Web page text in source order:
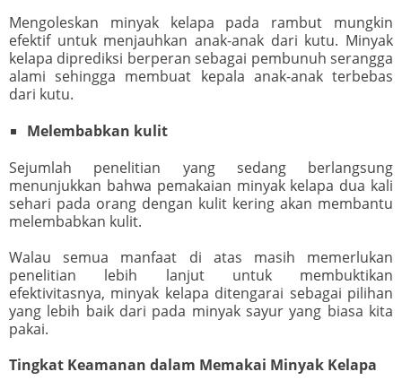
Mengoleskan minyak kelapa pada rambut mungkin
efektif untuk menjauhkan anak-anak dari kutu. Minyak
kelapa diprediksi berperan sebagai pembunuh serangga
alami sehingga membuat kepala anak-anak terbebas
dari kutu.
Melembabkan kulit
Sejumlah penelitian yang sedang berlangsung
menunjukkan bahwa pemakaian minyak kelapa dua kali
sehari pada orang dengan kulit kering akan membantu
melembabkan kulit.
Walau semua manfaat di atas masih memerlukan
penelitian lebih lanjut untuk membuktikan
efektivitasnya, minyak kelapa ditengarai sebagai pilihan
yang lebih baik dari pada minyak sayur yang biasa kita
pakai.
Tingkat Keamanan dalam Memakai Minyak Kelapa